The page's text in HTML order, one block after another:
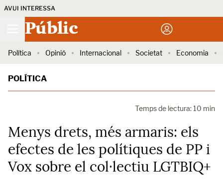
AVUI INTERESSA
Públic
Política Opinió Internacional Societat Economia
POLÍTICA
Temps de lectura: 10 min
Menys drets, més armaris: els
efectes de les polítiques de PP i
Vox sobre el col·lectiu LGTBIQ+